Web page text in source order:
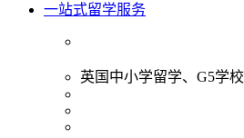
一站式留学服务
英国中小学留学、G5学